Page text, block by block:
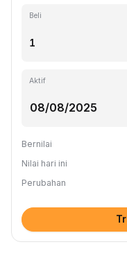
Beli
Aktif
Bernilai
Nilai hari ini
Perubahan